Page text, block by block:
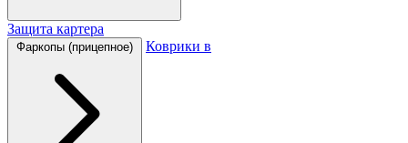
Защита картера
Фаркопы (прицепное) Коврики в